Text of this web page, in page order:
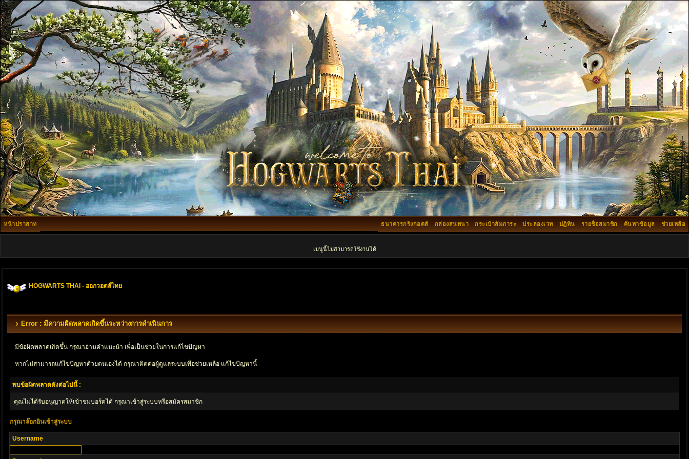
หน้าปราสาท ช่วยเหลือ
ค้นหาข้อมูล
รายชื่อสมาชิก
ปฏิทิน
ประลองเวท
กระเป๋าสัมภาระ
กล่องสนทนา
ธนาคารกริงกอตส์
เมนูนี้ไม่สามารถใช้งานได้
HOGWARTS THAI - ฮอกวอตส์ไทย
Error : มีความผิดพลาดเกิดขึ้นระหว่างการดำเนินการ
มีข้อผิดพลาดเกิดขึ้น กรุณาอ่านคำแนะนำ เพื่อเป็นช่วยในการแก้ไขปัญหา
หากไม่สามารถแก้ไขปัญหาด้วยตนเองได้ กรุณาติตด่อผู้ดูแลระบบเพื่อช่วยเหลือ แก้ไขปัญหานี้
พบข้อผิดพลาดดังต่อไปนี้ :
คุณไม่ได้รับอนุญาตให้เข้าชมบอร์ดได้ กรุณาเข้าสู่ระบบหรือสมัครสมาชิก
กรุณาล๊อกอินเข้าสู่ระบบ
Username